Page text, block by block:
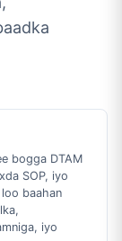
bogga DTAM
SOP, iyo
baahan
iyo